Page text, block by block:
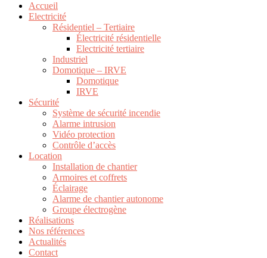
Accueil
Electricité
Résidentiel – Tertiaire
Électricité résidentielle
Electricité tertiaire
Industriel
Domotique – IRVE
Domotique
IRVE
Sécurité
Système de sécurité incendie
Alarme intrusion
Vidéo protection
Contrôle d’accès
Location
Installation de chantier
Armoires et coffrets
Éclairage
Alarme de chantier autonome
Groupe électrogène
Réalisations
Nos références
Actualités
Contact